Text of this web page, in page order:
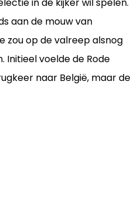
aan de mouw van
zou op de valreep alsnog
Initieel voelde de Rode
naar België, maar de